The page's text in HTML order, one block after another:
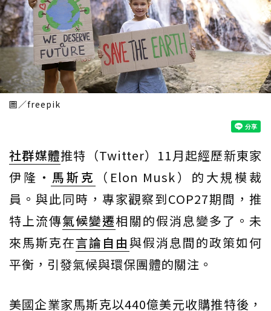
圖／freepik
社群媒體推特（Twitter）11月起經歷新東家
伊隆‧ 馬斯克
（Elon Musk）的大規模裁
員。與此同時，專家觀察到COP27期間，推
特上流傳氣候變遷相關的假消息變多了。未
來馬斯克在言論自由與假消息間的政策如何
平衡，引發氣候與環保團體的關注。
美國企業家馬斯克以440億美元收購推特後，